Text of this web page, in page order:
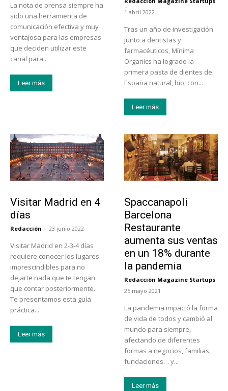
La nota de prensa siempre ha
sido una herramienta de
comunicación efectiva y muy
ventajosa para las empresas
que deciden utilizar este
canal para...
Leer más
-
1 abril 2022
Tras un año de investigación
junto a dentistas y
farmacéuticos, Mínima
Organics ha logrado la
primera pasta de dientes de
España natural, bio, con...
Leer más
Visitar Madrid en 4
días
Redacción - 23 junio 2022
Visitar Madrid en 2-3-4 días
requiere conocer los lugares
imprescindibles para no
dejarte nada que te tengan
que contar posteriormente.
Te presentamos esta guía
práctica...
Leer más
Spaccanapoli
Barcelona
Restaurante
aumenta sus ventas
en un 18% durante
la pandemia
Redacción Magazine Startups
-
25 mayo 2021
La pandemia impactó la forma
de vida de todos y cambió al
mundo para siempre,
afectando de diferentes
formas a negocios, familias,
fundaciones… y...
Leer más